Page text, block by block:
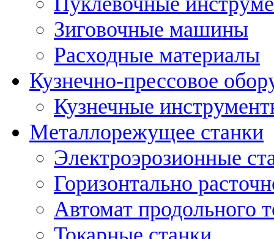
Зиговочные машины
Расходные материалы
Кузнечно-прессовое
Кузнечные
Металлорежущее станки
Электроэрозионные
Горизонтально
Автомат продольного